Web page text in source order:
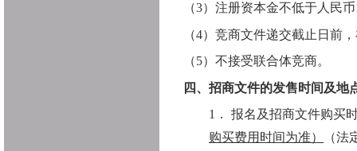
（3）注册资本金不低于人民币
（4）竞商文件递交截止日前
（5）不接受联合体竞商。
四、招商文件的发售时间及地
1． 报名及招商文件购买
购买费用时间为准）
（法